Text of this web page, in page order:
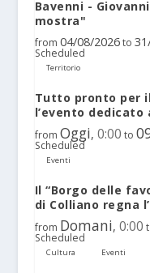
Bavenni -
mostra"
from 04/08/2026 to
Scheduled
Territorio
Tutto pronto per
l’evento dedicato
from Oggi, 0:00 to
Scheduled
Eventi
Il “Borgo delle
di Colliano regna
from Domani, 0:00
Scheduled
Cultura Eventi